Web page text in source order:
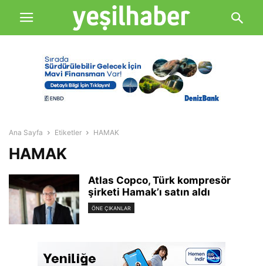
Ana Sayfa Etiketler HAMAK
HAMAK
Atlas Copco, Türk kompresör
şirketi Hamak’ı satın aldı
ÖNE ÇIKANLAR